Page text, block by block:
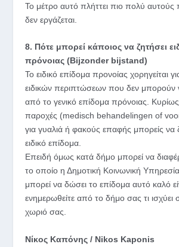
Το μέτρο αυτό πλήττει πιο πολύ αυτούς
δεν εργάζεται.
8. Πότε μπορεί κάποιος να ζητήσει
πρόνοιας (Bijzonder bijstand)
Το ειδικό επίδομα προνοίας χορηγείται
ειδικών περιπτώσεων που δεν
από το γενικό επίδομα πρόνοιας. Κυρίως
παροχές (medisch behandelingen of
για γυαλιά ή φακούς επαφής μπορείς να
ειδικό επίδομα.
Επειδή όμως κατά δήμο μπορεί να
το οποίο η Δημοτική Κοινωνική
μπορεί να δώσει το επίδομα αυτό καλό
ενημερωθείτε από το δήμο σας τι
χωριό σας.
Nίκος Καπόνης / Nikos Kaponis